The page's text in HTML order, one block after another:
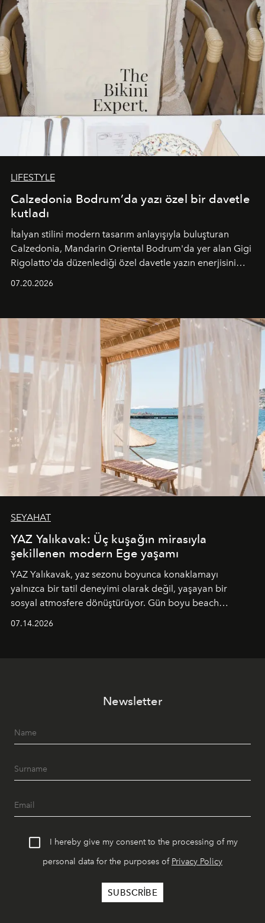
LIFESTYLE
Calzedonia Bodrum’da yazı özel bir davetle
kutladı
İtalyan stilini modern tasarım anlayışıyla buluşturan
Calzedonia, Mandarin Oriental Bodrum'da yer alan Gigi
Rigolatto'da düzenlediği özel davetle yazın enerjisini
07.20.2026
SEYAHAT
YAZ Yalıkavak: Üç kuşağın mirasıyla
şekillenen modern Ege yaşamı
YAZ Yalıkavak, yaz sezonu boyunca konaklamayı
yalnızca bir tatil deneyimi olarak değil, yaşayan bir
sosyal atmosfere dönüştürüyor. Gün boyu beach
geceye taşıyarak her hafta farklı bir deneyim sunuyor.
07.14.2026
Newsletter
I hereby give my consent to the processing of my
personal data for the purposes of Privacy Policy